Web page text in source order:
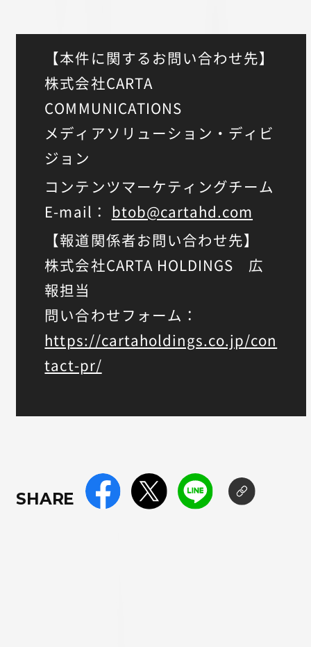
【本件に関するお問い合わせ先】
株式会社CARTA
COMMUNICATIONS
メディアソリューション・ディビ
ジョン
コンテンツマーケティングチーム
E-mail： btob@cartahd.com
【報道関係者お問い合わせ先】
株式会社CARTA HOLDINGS 広
報担当
問い合わせフォーム：
https://cartaholdings.co.jp/con
tact-pr/
SHARE